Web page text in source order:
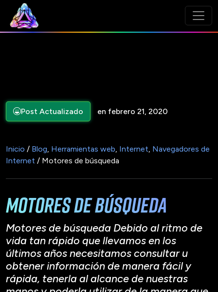
Post Actualizado en febrero 21, 2020
Inicio / Blog, Herramientas web, Internet, Navegadores de
Internet / Motores de búsqueda
Motores de búsqueda
Motores de búsqueda Debido al ritmo de
vida tan rápido que llevamos en los
últimos años necesitamos consultar u
obtener información de manera fácil y
rápida, tenerla al alcance de nuestras